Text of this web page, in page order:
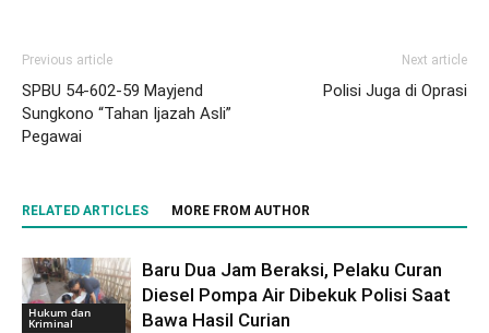
Previous article
SPBU 54-602-59 Mayjend
Sungkono “Tahan Ijazah Asli”
Pegawai
Next article
Polisi Juga di Oprasi
RELATED ARTICLES MORE FROM AUTHOR
Hukum dan
Kriminal
Baru Dua Jam Beraksi, Pelaku Curan
Diesel Pompa Air Dibekuk Polisi Saat
Bawa Hasil Curian